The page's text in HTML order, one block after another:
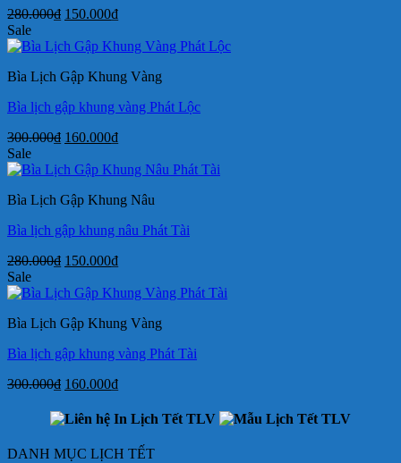
280.000₫ Giá
là:
150.000₫Giá
tại
150.000₫.
Sale
Bìa Lịch Gập Khung Vàng
Bìa lịch gập khung vàng Phát Lộc
300.000₫ Giá
là:
160.000₫Giá
tại
160.000₫.
Sale
Bìa Lịch Gập Khung Nâu
Bìa lịch gập khung nâu Phát Tài
280.000₫ Giá
là:
150.000₫Giá
tại
150.000₫.
Sale
Bìa Lịch Gập Khung Vàng
Bìa lịch gập khung vàng Phát Tài
300.000₫ Giá
là:
300.000₫.
160.000₫Giá
tại
160.000₫.
DANH MỤC LỊCH TẾT